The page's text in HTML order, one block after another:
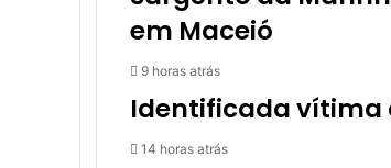
em Maceió
9 horas atrás
Identificada vítima
14 horas atrás